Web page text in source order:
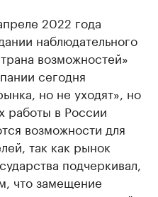
2022 года
наблюдательного
возможностей»
сегодня
но не уходят», но
работы в России
возможности для
так как рынок
подчеркивал,
что замещение